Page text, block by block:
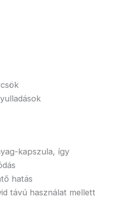
kapszula, így
hatás
távú használat mellett